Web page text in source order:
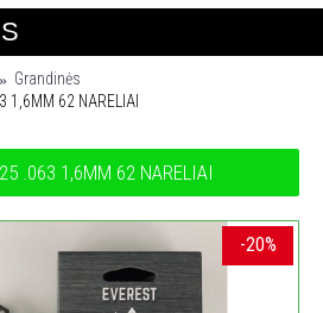
Grandinės
1,6MM 62 NARELIAI
.063 1,6MM 62 NARELIAI
-20%